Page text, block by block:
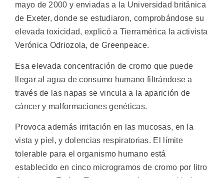
mayo de 2000 y enviadas a la Universidad británica
de Exeter, donde se estudiaron, comprobándose su
elevada toxicidad, explicó a Tierramérica la activista
Verónica Odriozola, de Greenpeace.
Esa elevada concentración de cromo que puede
llegar al agua de consumo humano filtrándose a
través de las napas se vincula a la aparición de
cáncer y malformaciones genéticas.
Provoca además irritación en las mucosas, en la
vista y piel, y dolencias respiratorias. El límite
tolerable para el organismo humano está
establecido en cinco microgramos de cromo por litro